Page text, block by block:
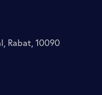
Rabat, 10090